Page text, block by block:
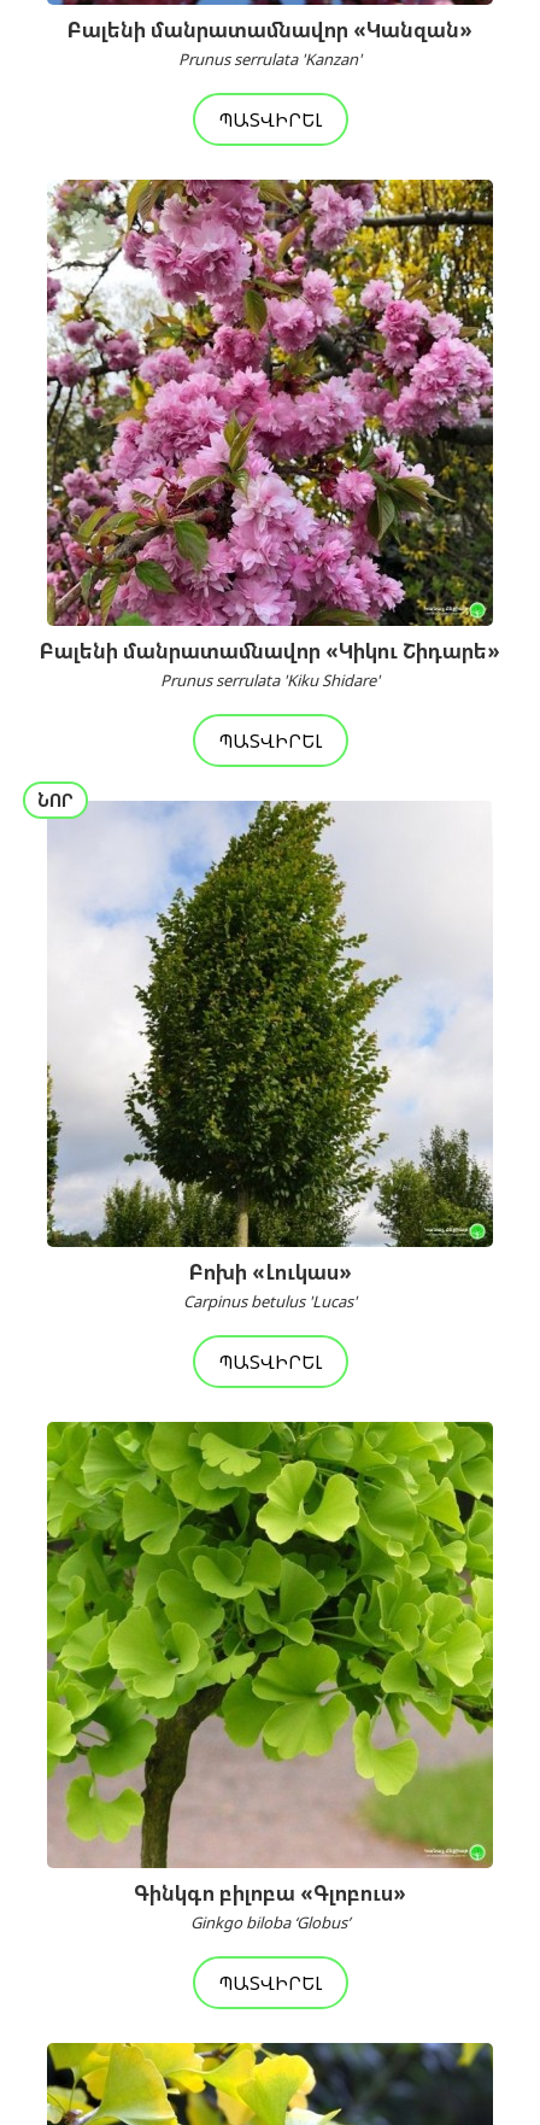
Բալենի մանրատամնավոր «Կանզան»
Prunus serrulata 'Kanzan'
ՊԱՏՎԻՐԵԼ
Բալենի մանրատամնավոր «Կիկու Շիդարե»
Prunus serrulata 'Kiku Shidare'
ՊԱՏՎԻՐԵԼ
ՆՈՐ
Բոխի «Լուկաս»
Carpinus betulus 'Lucas'
ՊԱՏՎԻՐԵԼ
Գինկգո բիլոբա «Գլոբուս»
Ginkgo biloba ‘Globus’
ՊԱՏՎԻՐԵԼ